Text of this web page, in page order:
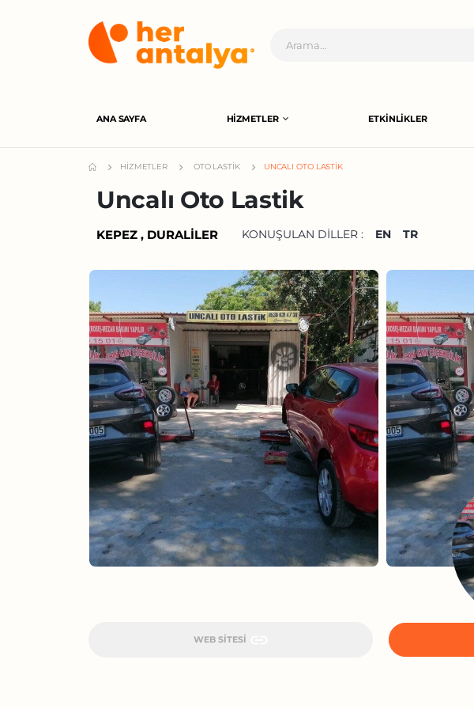
ANA SAYFA HIZMETLER ETKINLIKLER
HIZMETLER OTO LASTIK UNCALI OTO LASTIK
Uncalı Oto Lastik
KEPEZ , DURALILER KONUŞULAN DILLER : EN TR
WEB SITESI